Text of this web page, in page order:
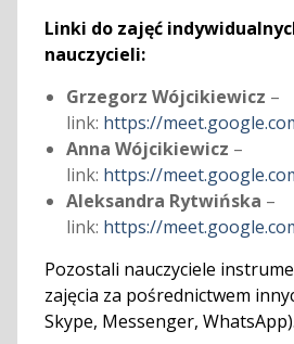
Linki do zajęć
nauczycieli:
Grzegorz Wójcikiewicz –
link: https://
Anna Wójcikiewicz –
link: https://
Aleksandra Rytwińska –
link: https://
Pozostali nauczyciele
zajęcia za pośrednictwem
Skype, Messenger, WhatsApp).